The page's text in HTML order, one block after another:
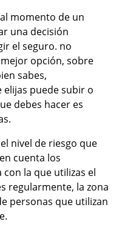
momento de un
una decisión
el seguro. no
opción, sobre
sabes,
puede subir o
debes hacer es
nivel de riesgo que
cuenta los
la que utilizas el
regularmente, la zona
personas que utilizan